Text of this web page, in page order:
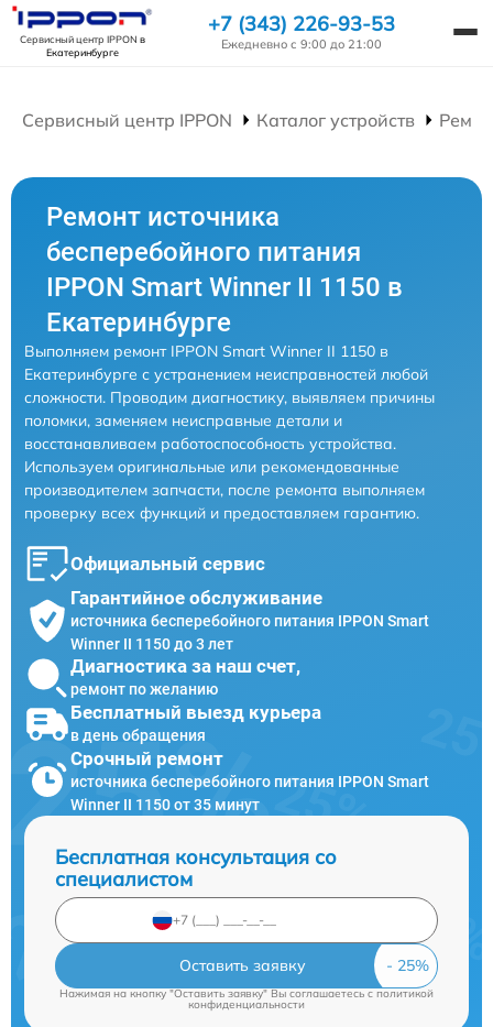
Сервисный центр IPPON в
Екатеринбурге
+7 (343) 226-93-53
Ежедневно с 9:00 до 21:00
Сервисный центр IPPON Каталог устройств
Ремонт источника
бесперебойного питания
IPPON Smart Winner II 1150 в
Екатеринбурге
Выполняем ремонт IPPON Smart Winner II 1150 в
Екатеринбурге с устранением неисправностей любой
сложности. Проводим диагностику, выявляем причины
поломки, заменяем неисправные детали и
восстанавливаем работоспособность устройства.
Используем оригинальные или рекомендованные
производителем запчасти, после ремонта выполняем
проверку всех функций и предоставляем гарантию.
Официальный сервис
Гарантийное обслуживание
источника бесперебойного питания IPPON Smart
Winner II 1150 до 3 лет
Диагностика за наш счет,
ремонт по желанию
Бесплатный выезд курьера
в день обращения
Срочный ремонт
источника бесперебойного питания IPPON Smart
Winner II 1150 от 35 минут
Бесплатная консультация со
специалистом
Оставить заявку
Нажимая на кнопку "Оставить заявку" Вы соглашаетесь cполитикой
конфиденциальности